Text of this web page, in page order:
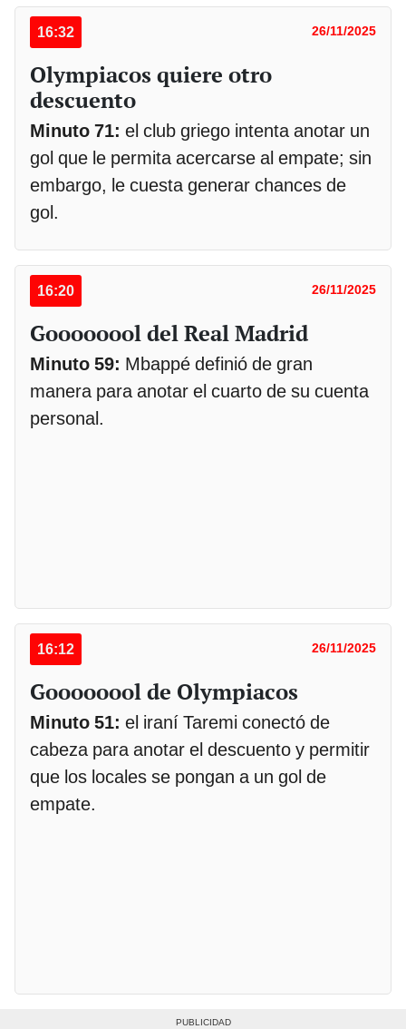
16:32 26/11/2025
Olympiacos quiere otro
descuento
Minuto 71: el club griego intenta anotar un
gol que le permita acercarse al empate; sin
embargo, le cuesta generar chances de
gol.
16:20 26/11/2025
Goooooool del Real Madrid
Minuto 59: Mbappé definió de gran
manera para anotar el cuarto de su cuenta
personal.
16:12 26/11/2025
Goooooool de Olympiacos
Minuto 51: el iraní Taremi conectó de
cabeza para anotar el descuento y permitir
que los locales se pongan a un gol de
empate.